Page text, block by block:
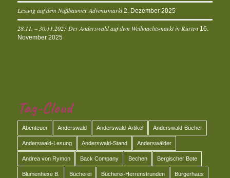
Lesung auf dem Nußbaumer Adventsmarkt 2. Dezember 2025
28.11. – 30.11.2025 Der Anderswald auf dem Weihnachtsmarkt in Kürten 16.
November 2025
Tag-Cloud
Abenteuer Anderswald Anderswald-Artikel Anderswald-Bücher
Anderswald-Lesung Anderswald-Stand Anderswälder
Andrea von Rymon Back Company Bechen Bergischer Bote
Blumenhexe B. Bücherei Bücherei-Herrenstrunden Bürgerhaus